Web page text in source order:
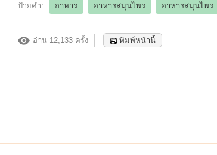
ป้ายคำ: อาหาร อาหารสมุนไพร อาหารสมุนไพร
อ่าน 12,133 ครั้ง พิมพ์หน้านี้